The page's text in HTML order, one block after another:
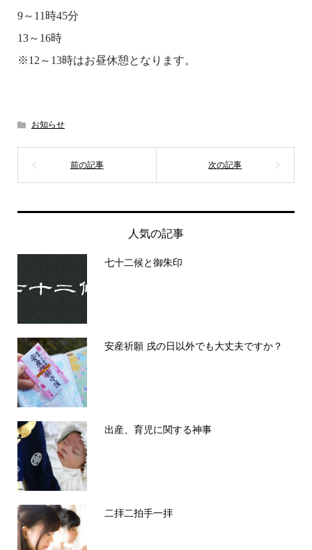
9～11時45分
13～16時
※12～13時はお昼休憩となります。
お知らせ
人気の記事
七十二候と御朱印
安産祈願 戌の日以外でも大丈夫ですか？
出産、育児に関する神事
二拝二拍手一拝